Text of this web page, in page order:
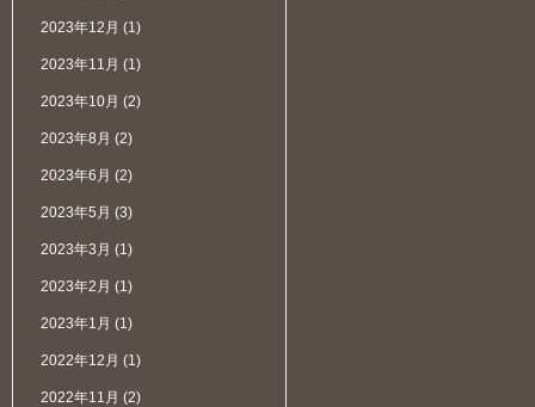
2023年12月 (1)
2023年11月 (1)
2023年10月 (2)
2023年8月 (2)
2023年6月 (2)
2023年5月 (3)
2023年3月 (1)
2023年2月 (1)
2023年1月 (1)
2022年12月 (1)
2022年11月 (2)